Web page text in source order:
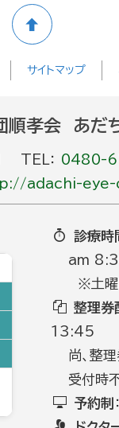
サイトマップ
順孝会 あだ
TEL： 0480-
adachi-eye-
診療時
am
※土曜
整理券
13:45
尚、整理
受付時不
予約制 ：